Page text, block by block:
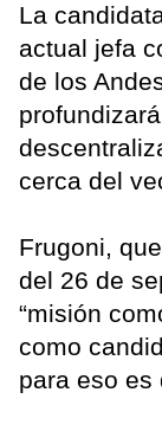
La
actual jefa
de los
cerca del
Frugoni,
del 26 de
“misión
como
para eso es